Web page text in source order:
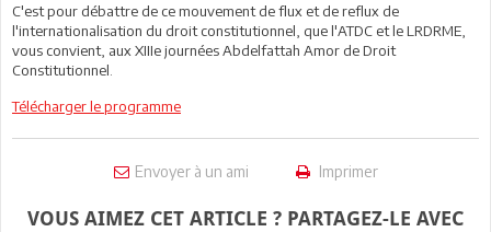
C'est pour débattre de ce mouvement de flux et de reflux de
l'internationalisation du droit constitutionnel, que l'ATDC et le LRDRME,
vous convient, aux XIIIe journées Abdelfattah Amor de Droit
Constitutionnel.
Télécharger le programme
Envoyer à un ami Imprimer
VOUS AIMEZ CET ARTICLE ? PARTAGEZ-LE AVEC